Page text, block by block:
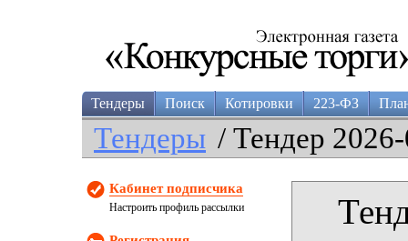
Тендеры Поиск Котировки 223-ФЗ
Тендеры / Тендер
Кабинет подписчика
Настроить профиль рассылки